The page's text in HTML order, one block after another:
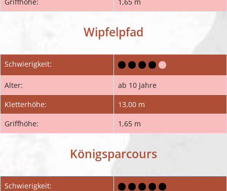
Wipfelpfad
Schwierigkeit:
Alter:
ab 10 Jahre
Kletterhöhe:
13,00 m
Griffhöhe:
1,65 m
Königsparcours
Schwierigkeit: